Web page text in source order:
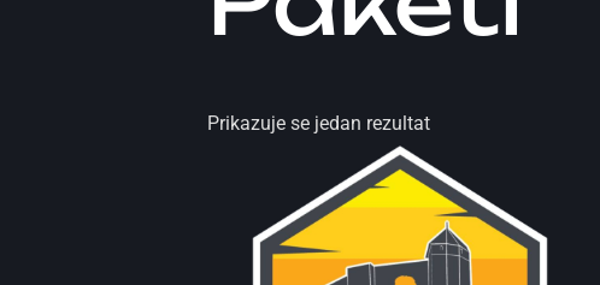
Prikazuje se jedan rezultat